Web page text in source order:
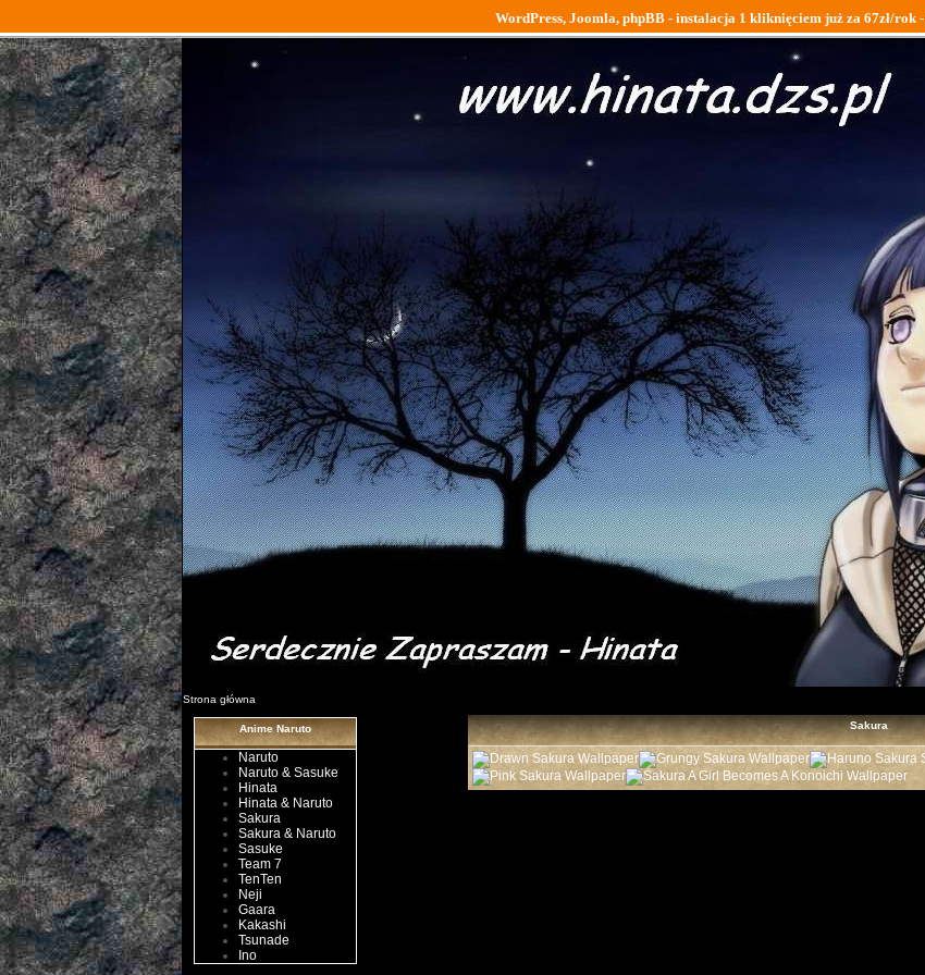
WordPress, Joomla, phpBB - instalacja 1 kliknięciem już za 67zł/rok -
Strona główna
Anime Naruto
Naruto
Naruto & Sasuke
Hinata
Hinata & Naruto
Sakura
Sakura & Naruto
Sasuke
Team 7
TenTen
Neji
Gaara
Kakashi
Tsunade
Ino
Sakura